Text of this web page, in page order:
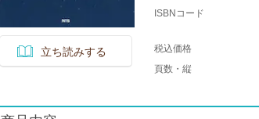
立ち読みする
ISBNコード
税込価格
頁数・縦